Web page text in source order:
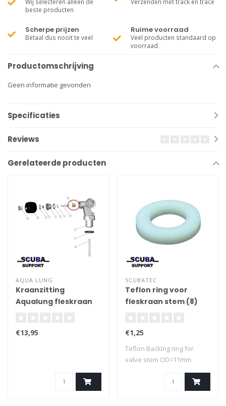
beste producten
Scherpe prijzen
Betaal dus nooit te veel
Ruime voorraad
Veel producten standaard op
voorraad
Productomschrijving
Geen informatie gevonden
Specificaties
Reviews
Gerelateerde producten
AQUA LUNG
Kraanzitting
Aqualung fleskraan
€13,95
SCUBATEC
Teflon ring voor
fleskraan stem (8)
€1,25
Teflon Backing ring for
valve stem OD=11mm